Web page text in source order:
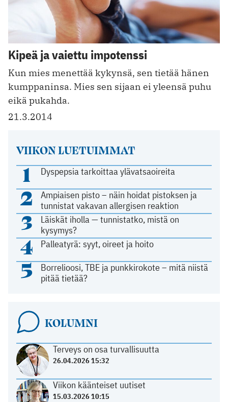
Kipeä ja vaiettu impotenssi
Kun mies menettää kykynsä, sen tietää hänen
kumppaninsa. Mies sen sijaan ei yleensä puhu
eikä pukahda.
21.3.2014
VIIKON LUETUIMMAT
1 Dyspepsia tarkoittaa ylävatsaoireita
2
Ampiaisen pisto – näin hoidat pistoksen ja
tunnistat vakavan allergisen reaktion
3
Läiskät iholla — tunnistatko, mistä on
kysymys?
4 Palleatyrä: syyt, oireet ja hoito
5
Borrelioosi, TBE ja punkkirokote – mitä niistä
pitää tietää?
KOLUMNI
Terveys on osa turvallisuutta
26.04.2026 15:32
Viikon käänteiset uutiset
15.03.2026 10:15